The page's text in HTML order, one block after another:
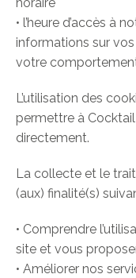
• l’heure d’accès à
informations sur
votre
L’utilisation des
permettre à
directement.
La collecte et le
(aux) finalité(s)
• Comprendre
site et vous
• Améliorer nos